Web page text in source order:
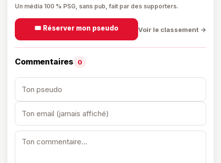
Un média 100 % PSG, sans pub, fait par des supporters.
🎟️ Réserver mon pseudo Voir le classement →
Commentaires 0